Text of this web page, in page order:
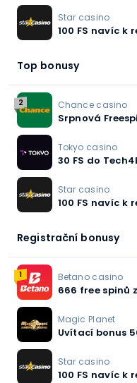
Star casino
100 FS navíc k
Top bonusy
2 Chance casino
Srpnová
Tokyo casino
30 FS do
Star casino
100 FS navíc k
Registrační bonusy
1 Betano casino
666 free spinů
Magic Planet
Uvítací bonus
Star casino
100 FS navíc k